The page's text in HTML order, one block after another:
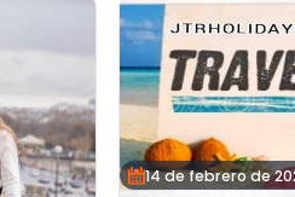
14 de febrero de